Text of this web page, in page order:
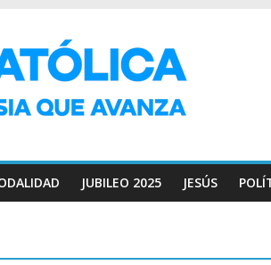
JUBILEO 2025 JESÚS